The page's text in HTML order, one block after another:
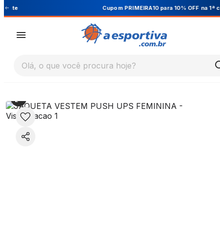
Cupom PRIMEIRA10 para 10% OFF na 1ª compra
Olá, o que você procura hoje?